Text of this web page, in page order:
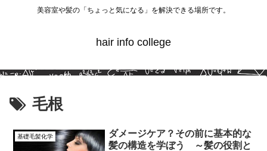
美容室や髪の「ちょっと気になる」を解決できる場所です。
hair info college
毛根
基礎毛髪化学
ダメージケア？その前に基本的な
髪の構造を学ぼう ～髪の役割と